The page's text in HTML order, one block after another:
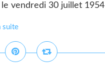
le vendredi 30 juillet 1954
suite